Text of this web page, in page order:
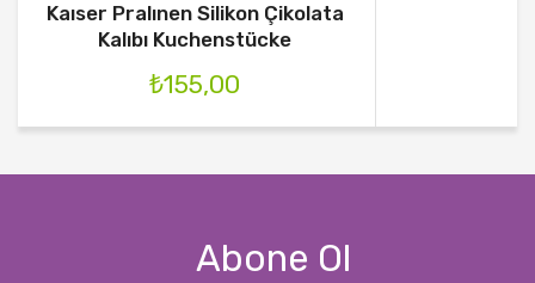
Kaıser Pralınen Silikon Çikolata
Kalıbı Kuchenstücke
₺155,00
Abone Ol